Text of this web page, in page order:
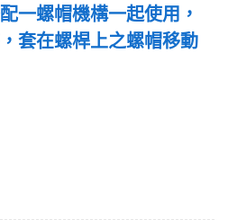
一螺帽機構一起使用，
套在螺桿上之螺帽移動